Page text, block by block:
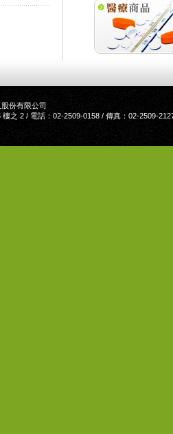
份有限公司
之 2 / 電話：02-2509-0158 / 傳真：02-2509-